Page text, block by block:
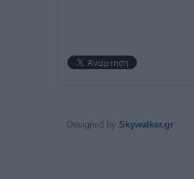
Designed by Skywalker.gr